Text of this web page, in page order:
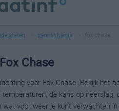
staten pennsylvania
Chase
voor Fox Chase. Bekijk het
temperaturen, de kans op
wat voor weer je kunt verwachten